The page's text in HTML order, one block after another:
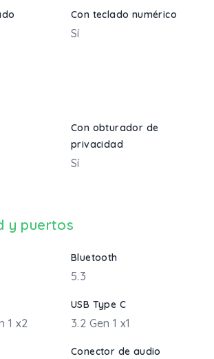
Con teclado numérico
Sí
Con obturador de
privacidad
Sí
y puertos
Bluetooth
5.3
1 x2
USB Type C
3.2 Gen 1 x1
Conector de audio